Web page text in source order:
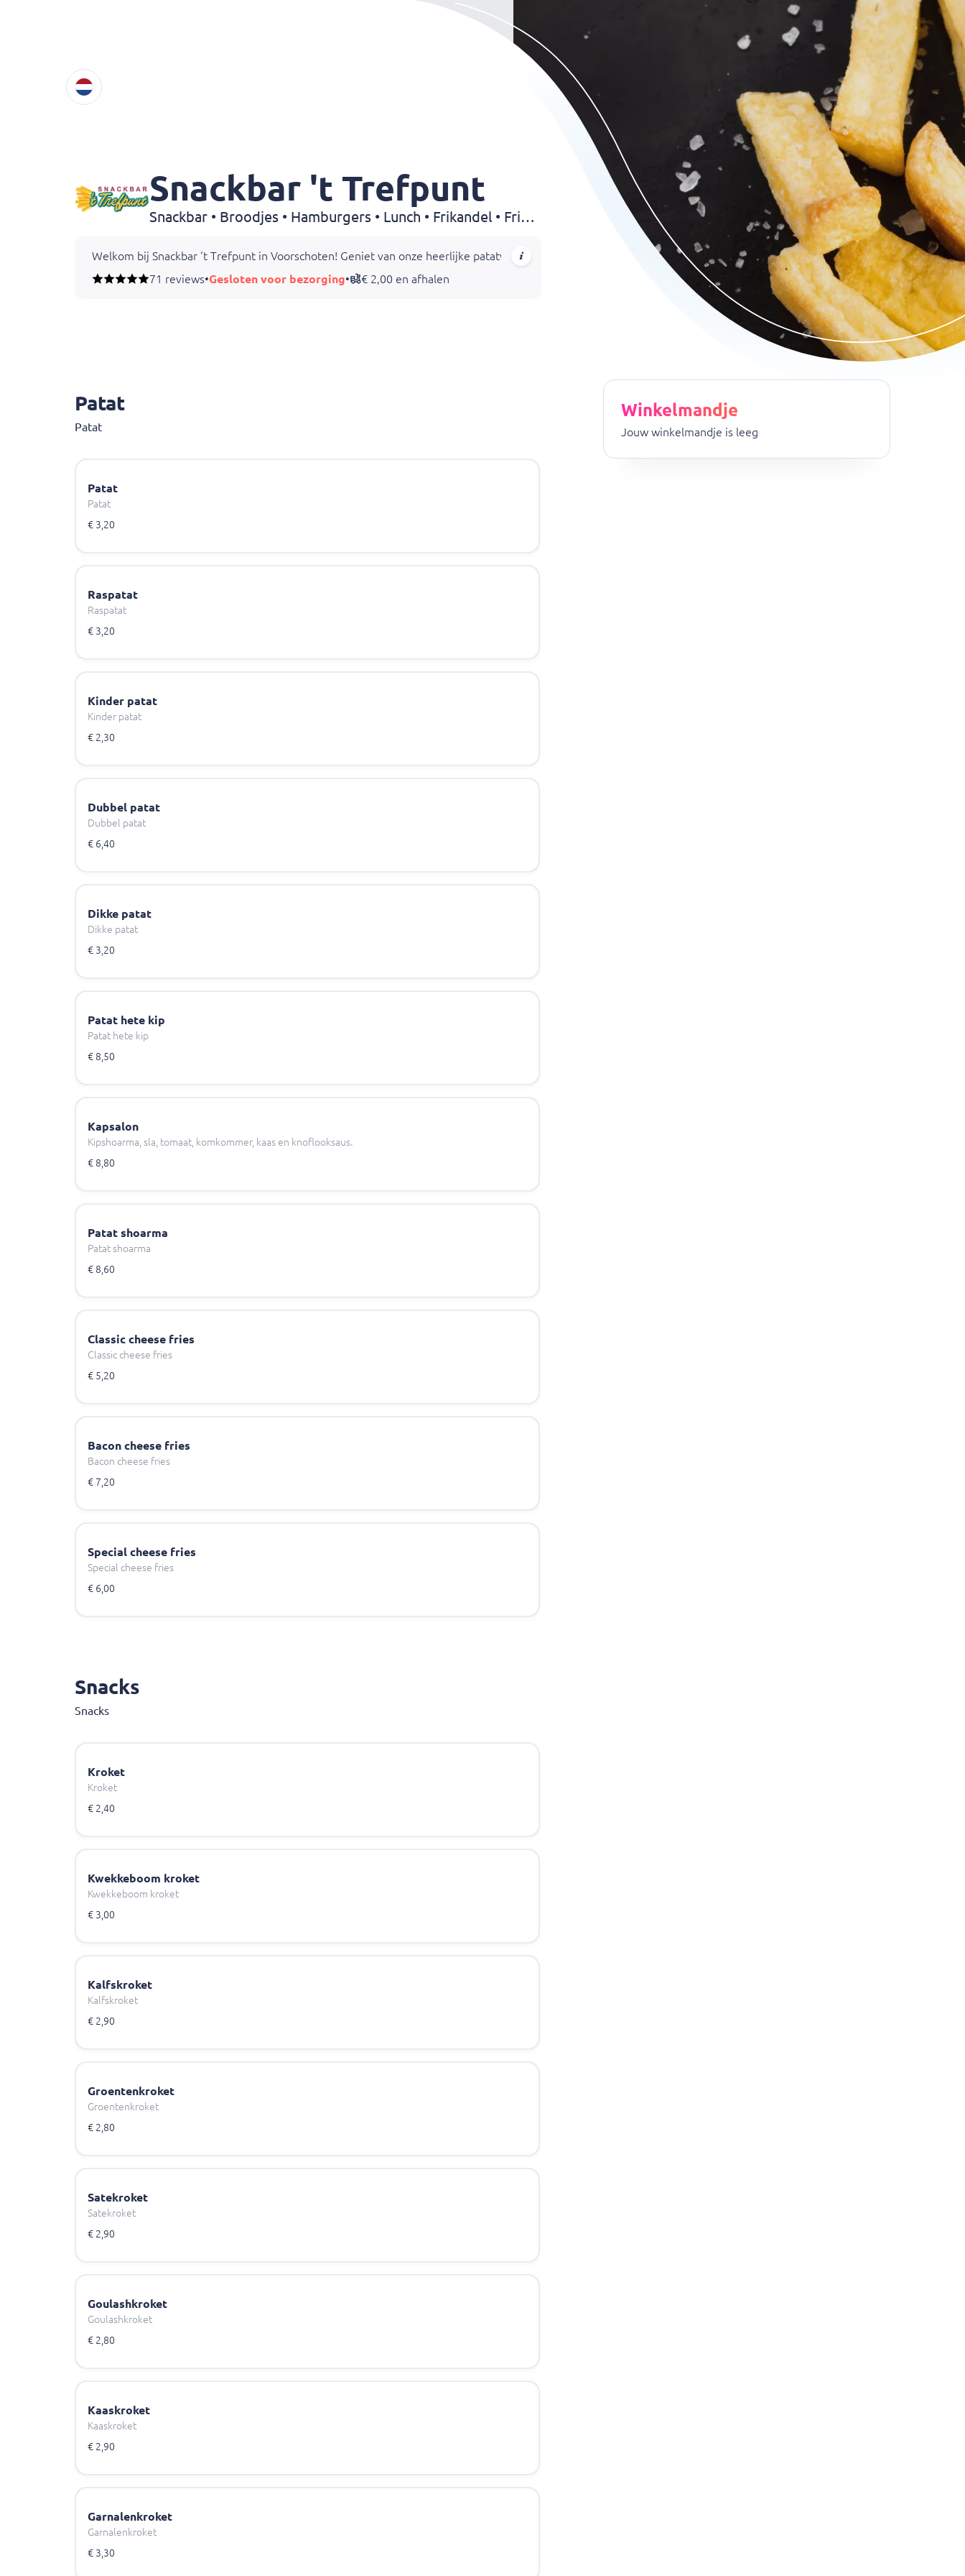
Snackbar 't Trefpunt
Snackbar • Broodjes • Hamburgers • Lunch • Frikandel • Friet • Snacks
Welkom bij Snackbar 't Trefpunt in Voorschoten! Geniet van onze heerlijke patatvarianten, zoals raspatat, dikke patat en patat hete kip. Probeer ook onze smakelijke
71 reviews•Gesloten voor bezorging• € 2,00 en afhalen
Patat
Patat
Patat
Patat
€ 3,20
Raspatat
Raspatat
€ 3,20
Kinder patat
Kinder patat
€ 2,30
Dubbel patat
Dubbel patat
€ 6,40
Dikke patat
Dikke patat
€ 3,20
Patat hete kip
Patat hete kip
€ 8,50
Kapsalon
Kipshoarma, sla, tomaat, komkommer, kaas en knoflooksaus.
€ 8,80
Patat shoarma
Patat shoarma
€ 8,60
Classic cheese fries
Classic cheese fries
€ 5,20
Bacon cheese fries
Bacon cheese fries
€ 7,20
Special cheese fries
Special cheese fries
€ 6,00
Snacks
Snacks
Kroket
Kroket
€ 2,40
Kwekkeboom kroket
Kwekkeboom kroket
€ 3,00
Kalfskroket
Kalfskroket
€ 2,90
Groentenkroket
Groentenkroket
€ 2,80
Satekroket
Satekroket
€ 2,90
Goulashkroket
Goulashkroket
€ 2,80
Kaaskroket
Kaaskroket
€ 2,90
Garnalenkroket
Garnalenkroket
€ 3,30
Winkelmandje
Jouw winkelmandje is leeg